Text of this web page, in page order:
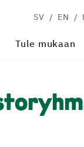
SV EN
Tule mukaan